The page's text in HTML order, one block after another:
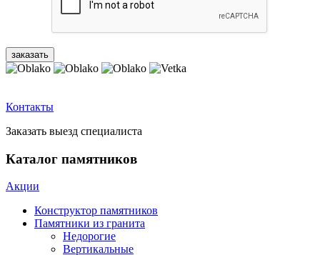
Контакты
Заказать выезд специалиста
Каталог памятников
Акции
Конструктор памятников
Памятники из гранита
Недорогие
Вертикальные